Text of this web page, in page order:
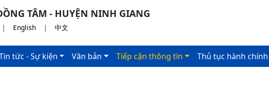
TÂM - HUYỆN NINH GIANG
| English | 中文
tức - Sự kiện Văn bản Tiếp cận thông tin Thủ tục hành chính